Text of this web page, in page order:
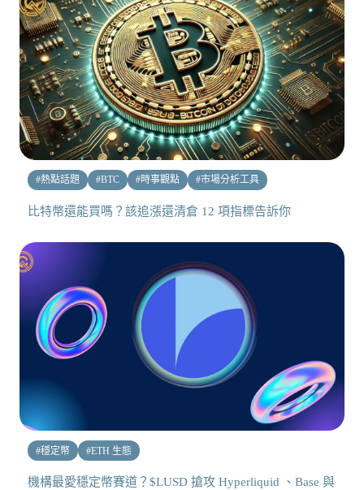
#熱點話題 #BTC #時事觀點 #市場分析工具
比特幣還能買嗎？該追漲還清倉 12 項指標告訴你
#穩定幣 #ETH 生態
機構最愛穩定幣賽道？$LUSD 搶攻 Hyperliquid 、Base 與